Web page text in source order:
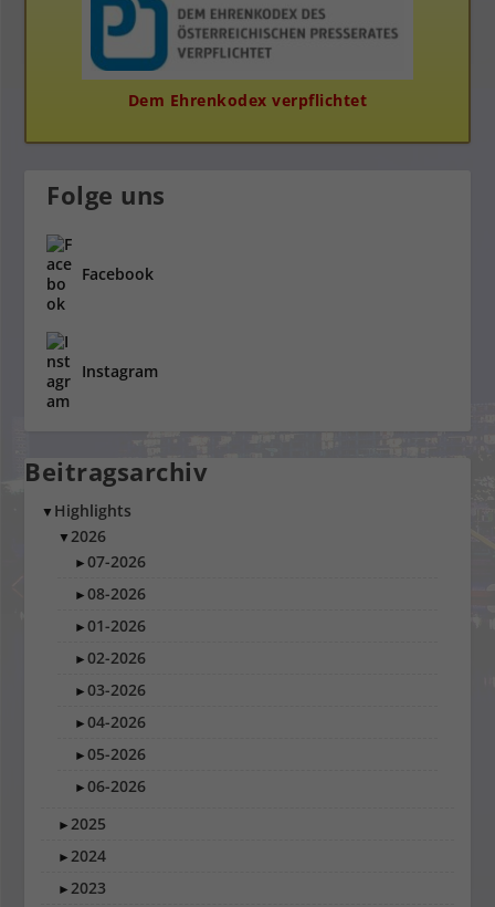
Dem Ehrenkodex verpflichtet
Folge uns
Facebook
Instagram
Beitragsarchiv
▼ Highlights
▼2026
►07-2026
►08-2026
►01-2026
►02-2026
►03-2026
►04-2026
►05-2026
►06-2026
►2025
►2024
►2023